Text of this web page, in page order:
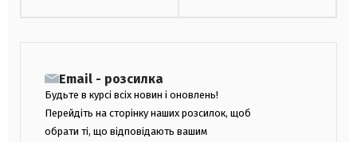
Email - розсилка
Будьте в курсі всіх новин і оновлень!
Перейдіть на сторінку наших розсилок, щоб
обрати ті, що відповідають вашим